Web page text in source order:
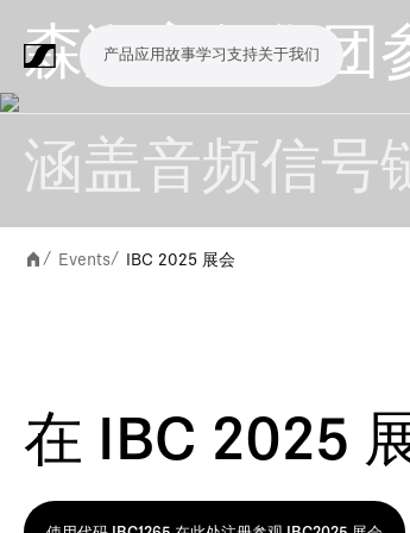
品
话
筒
无
线
会
议
耳
机
监
测
视
频
软
件
配
件
Merchandise
用
现
场
演
播
会
议
电
影
广
播
教
育
宗
教
演
示
辅
助
参
移
动
企
业
现
场
事
习
持
于
我
产品应用故事学习 支持关于我们
森海塞尔集团
涵盖音频信号
/ Events/ IBC 2025 展会
在 IBC 2025